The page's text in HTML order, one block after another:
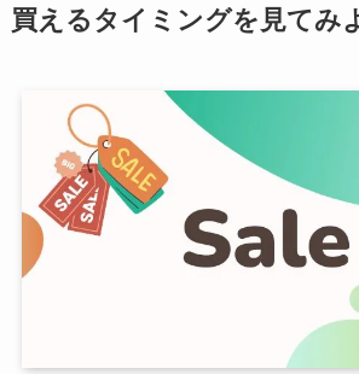
買えるタイミングを見てみ